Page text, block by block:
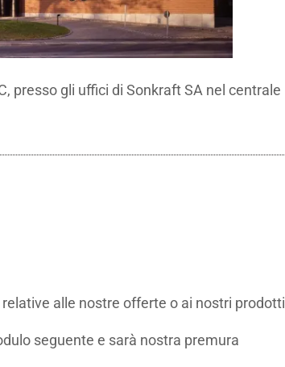
presso gli uffici di Sonkraft SA nel centrale
alle nostre offerte o ai nostri prodotti
seguente e sarà nostra premura